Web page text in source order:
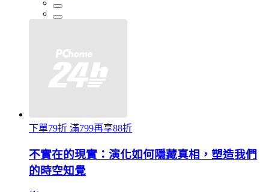
下單79折 滿799再享88折
不實在的現實：演化如何隱藏真相，塑造我們
的時空知覺